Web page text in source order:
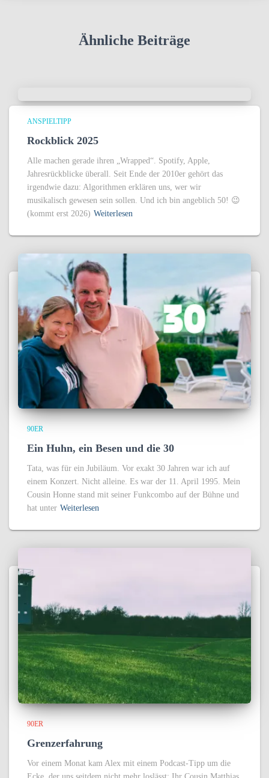
Ähnliche Beiträge
ANSPIELTIPP
Rockblick 2025
Alle machen gerade ihren „Wrapped“. Spotify, Apple,
Jahresrückblicke überall. Seit Ende der 2010er gehört das
irgendwie dazu: Algorithmen erklären uns, wer wir
musikalisch gewesen sein sollen. Und ich bin angeblich 50! 😉
(kommt erst 2026) Weiterlesen
90ER
Ein Huhn, ein Besen und die 30
Tata, was für ein Jubiläum. Vor exakt 30 Jahren war ich auf
einem Konzert. Nicht alleine. Es war der 11. April 1995. Mein
Cousin Honne stand mit seiner Funkcombo auf der Bühne und
hat unter Weiterlesen
90ER
Grenzerfahrung
Vor einem Monat kam Alex mit einem Podcast-Tipp um die